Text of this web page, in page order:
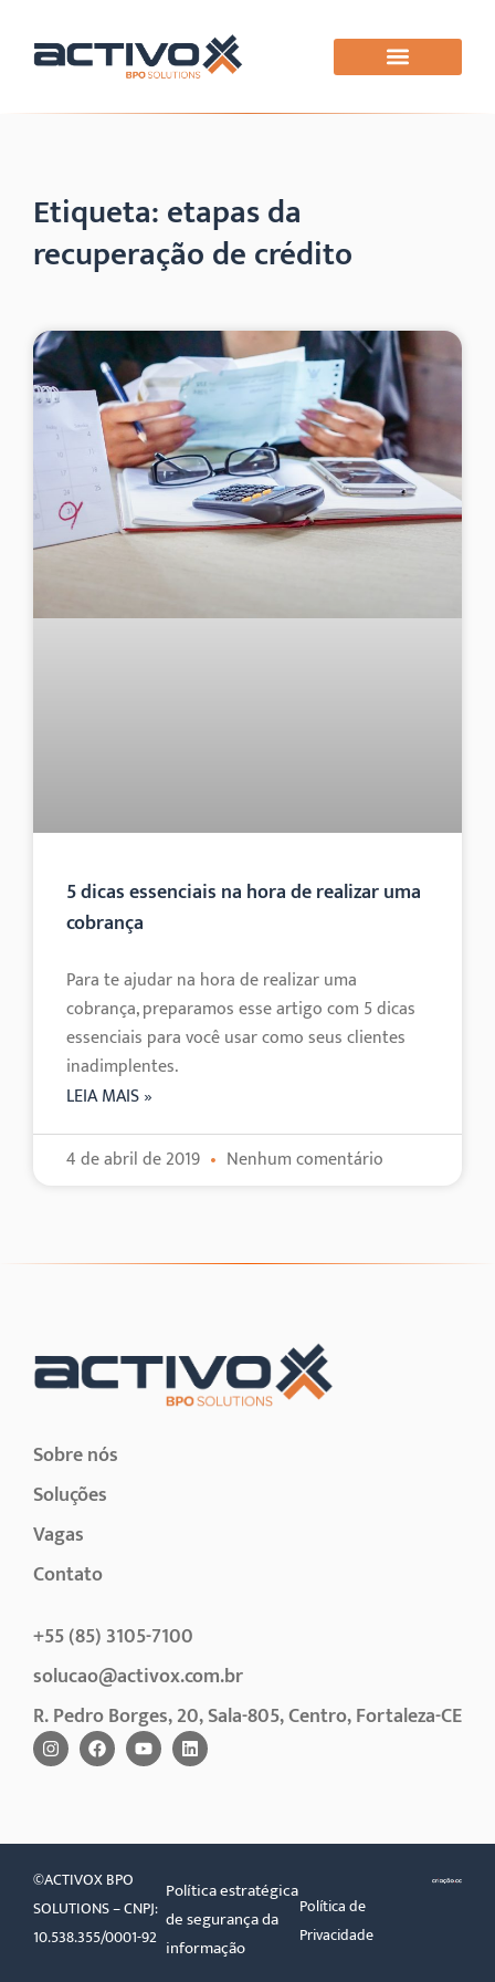
Etiqueta: etapas da
recuperação de crédito
5 dicas essenciais na hora de realizar uma
cobrança
Para te ajudar na hora de realizar uma
cobrança, preparamos esse artigo com 5 dicas
essenciais para você usar como seus clientes
inadimplentes.
LEIA MAIS »
4 de abril de 2019 Nenhum comentário
Sobre nós
Soluções
Vagas
Contato
+55 (85) 3105-7100
solucao@activox.com.br
R. Pedro Borges, 20, Sala-805, Centro, Fortaleza-CE
©ACTIVOX BPO
SOLUTIONS – CNPJ:
10.538.355/0001-92
Política estratégica
de segurança da
informação
Política de
Privacidade